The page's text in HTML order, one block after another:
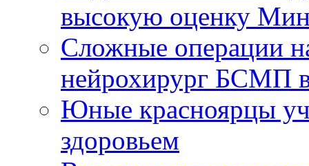
высокую оценку
Сложные операции
нейрохирург БСМП
Юные красноярцы
здоровьем